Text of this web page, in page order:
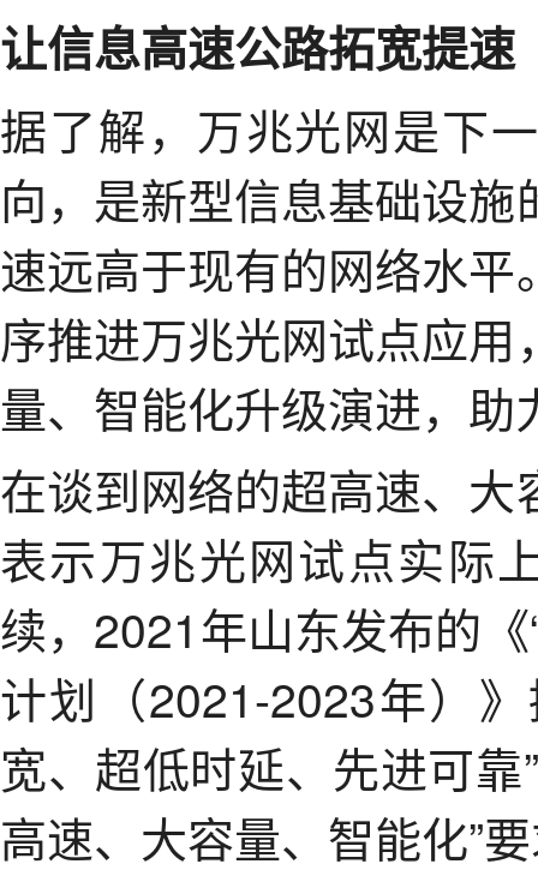
让信息高速公路拓宽提速
据了解，万兆光网是下
向，是新型信息基础设
速远高于现有的网络水
序推进万兆光网试点应
量、智能化升级演进，
在谈到网络的超高速、
表示万兆光网试点实际
续，2021年山东发布的
计划（2021-2023年）
宽、超低时延、先进可
高速、大容量、智能化”